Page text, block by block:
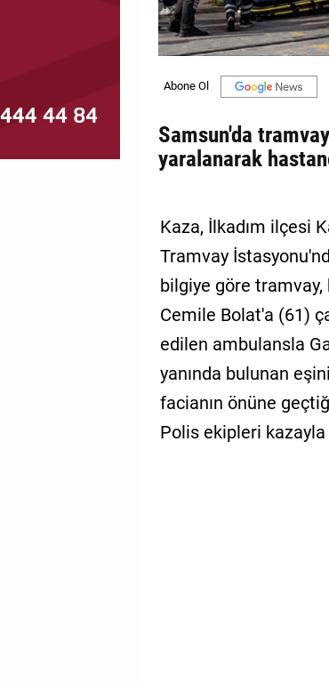
Künye
İletişim
Samsun'da
yaralanarak
Kaza, İlkadım ilçesi
Tramvay
bilgiye göre
Cemile Bolat'a (61)
edilen ambulansla
yanında bulunan
facianın önüne
Polis ekipleri